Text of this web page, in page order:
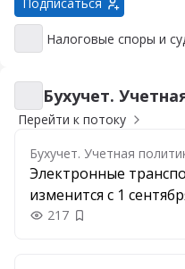
Налоговые споры и суды
Налоговые споры и
Бухучет. Учетная
Бухучет.
Перейти к потоку
Бухучет. Учетная
Электронные
изменится с 1
217 Добавить в